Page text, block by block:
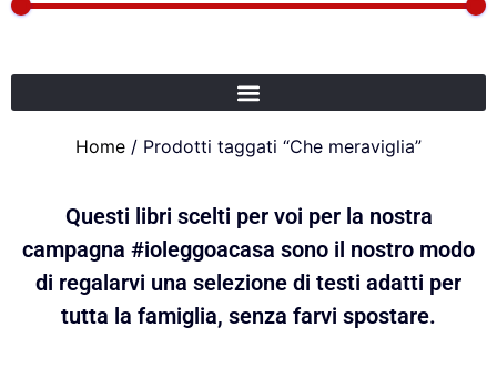
Home / Prodotti taggati “Che meraviglia”
Questi libri scelti per voi per la nostra
campagna #ioleggoacasa sono il nostro modo
di regalarvi una selezione di testi adatti per
tutta la famiglia, senza farvi spostare.